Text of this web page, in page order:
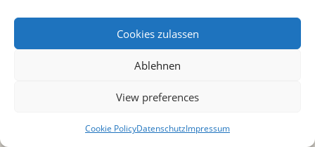
Cookies zulassen
Ablehnen
View preferences
Cookie PolicyDatenschutzImpressum